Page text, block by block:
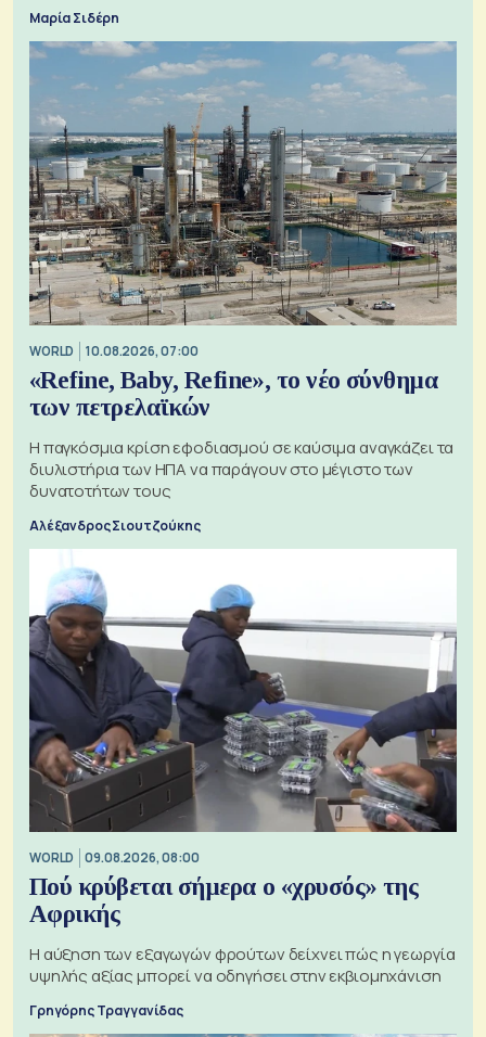
Μαρία Σιδέρη
WORLD 10.08.2026, 07:00
«Refine, Baby, Refine», το νέο σύνθημα
των πετρελαϊκών
Η παγκόσμια κρίση εφοδιασμού σε καύσιμα αναγκάζει τα
διυλιστήρια των ΗΠΑ να παράγουν στο μέγιστο των
δυνατοτήτων τους
Αλέξανδρος Σιουτζούκης
WORLD 09.08.2026, 08:00
Πού κρύβεται σήμερα ο «χρυσός» της
Αφρικής
Η αύξηση των εξαγωγών φρούτων δείχνει πώς η γεωργία
υψηλής αξίας μπορεί να οδηγήσει στην εκβιομηχάνιση
Γρηγόρης Τραγγανίδας